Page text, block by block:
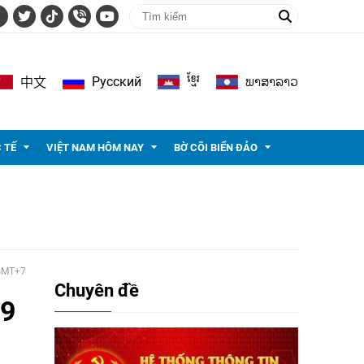
中文 Pусский ខ្មែរ ພາ​ສາ​ລາວ
TẾ VIỆT NAM HÔM NAY BỜ CÕI BIỂN ĐẢO
Chuyên đề